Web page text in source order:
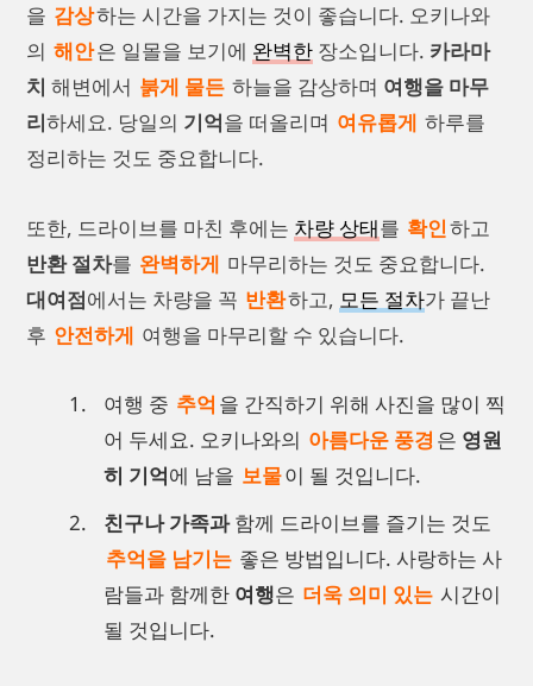
을 감상하는 시간을 가지는 것이 좋습니다. 오키나와
의 해안은 일몰을 보기에 완벽한 장소입니다. 카라마
치 해변에서 붉게 물든 하늘을 감상하며 여행을 마무
리하세요. 당일의 기억을 떠올리며 여유롭게 하루를
정리하는 것도 중요합니다.
또한, 드라이브를 마친 후에는 차량 상태를 확인하고
반환 절차를 완벽하게 마무리하는 것도 중요합니다.
대여점에서는 차량을 꼭 반환하고, 모든 절차가 끝난
후 안전하게 여행을 마무리할 수 있습니다.
여행 중 추억 을 간직하기 위해 사진을 많이 찍
어 두세요. 오키나와의 아름다운 풍경 은 영원
히 기억에 남을 보물이 될 것입니다.
친구나 가족과함께 드라이브를 즐기는 것도
추억을 남기는 좋은 방법입니다. 사랑하는 사
람들과 함께한 여행은 더욱 의미 있는 시간이
될 것입니다.